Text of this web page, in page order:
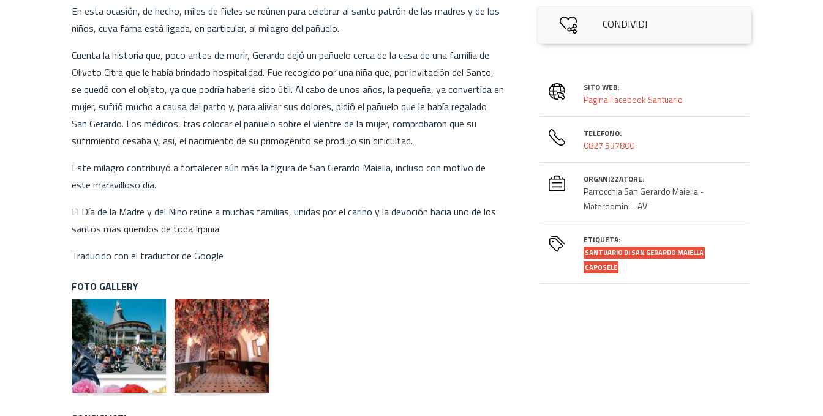
En esta ocasión, de hecho, miles de fieles se reúnen para celebrar al santo patrón de las madres y de los
niños, cuya fama está ligada, en particular, al milagro del pañuelo.
Cuenta la historia que, poco antes de morir, Gerardo dejó un pañuelo cerca de la casa de una familia de
Oliveto Citra que le había brindado hospitalidad. Fue recogido por una niña que, por invitación del Santo,
se quedó con el objeto, ya que podría haberle sido útil. Al cabo de unos años, la pequeña, ya convertida en
mujer, sufrió mucho a causa del parto y, para aliviar sus dolores, pidió el pañuelo que le había regalado
San Gerardo. Los médicos, tras colocar el pañuelo sobre el vientre de la mujer, comprobaron que su
sufrimiento cesaba y, así, el nacimiento de su primogénito se produjo sin dificultad.
Este milagro contribuyó a fortalecer aún más la figura de San Gerardo Maiella, incluso con motivo de
este maravilloso día.
El Día de la Madre y del Niño reúne a muchas familias, unidas por el cariño y la devoción hacia uno de los
santos más queridos de toda Irpinia.
Traducido con el traductor de Google
FOTO GALLERY
CONDIVIDI
SITO WEB:
Pagina Facebook Santuario
TELEFONO:
0827 537800
ORGANIZZATORE:
Parrocchia San Gerardo Maiella -
Materdomini - AV
ETIQUETA:
SANTUARIO DI SAN GERARDO MAIELLA
CAPOSELE